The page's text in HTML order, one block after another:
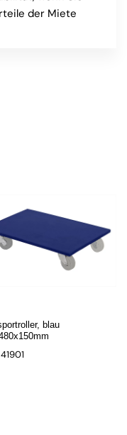
der Miete
blau